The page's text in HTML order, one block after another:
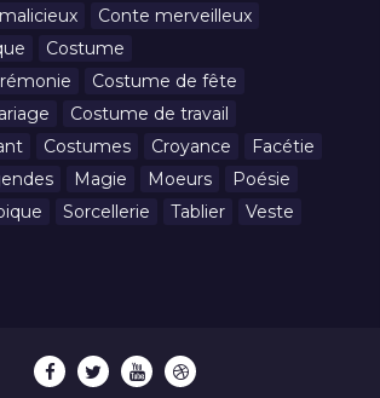
Conte merveilleux
Costume
Costume de fête
Costume de travail
Costumes Croyance
Facétie
Magie Moeurs
Poésie
Sorcellerie Tablier Veste